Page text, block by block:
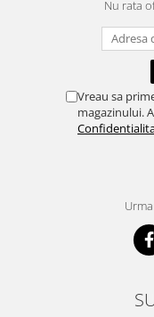
Nu rata
Vreau sa
magazinului.